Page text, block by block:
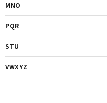
MNO
PQR
STU
VWXYZ